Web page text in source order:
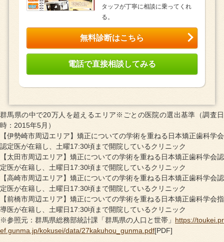
タッフが丁寧に相談に乗ってくれ
る。
無料診断はこちら
電話で直接相談してみる
群馬県の中で20万人を超えるエリア※ごとの医院の選出基準（調査日
時：2015年5月）
【伊勢崎市周辺エリア】矯正についての学術を重ねる日本矯正歯科学会
認定医が在籍し、土曜17:30頃まで開院しているクリニック
【太田市周辺エリア】矯正についての学術を重ねる日本矯正歯科学会認
定医が在籍し、土曜日17:30頃まで開院しているクリニック
【高崎市周辺エリア】矯正についての学術を重ねる日本矯正歯科学会認
定医が在籍し、土曜日17:30頃まで開院しているクリニック
【前橋市周辺エリア】矯正についての学術を重ねる日本矯正歯科学会指
導医が在籍し、土曜日17:30頃まで開院しているクリニック
※参照元：群馬県総務部統計課「群馬県の人口と世帯」 https://toukei.pr
ef.gunma.jp/kokusei/data/27kakuhou_gunma.pdf[PDF]